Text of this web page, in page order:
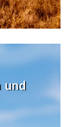
und